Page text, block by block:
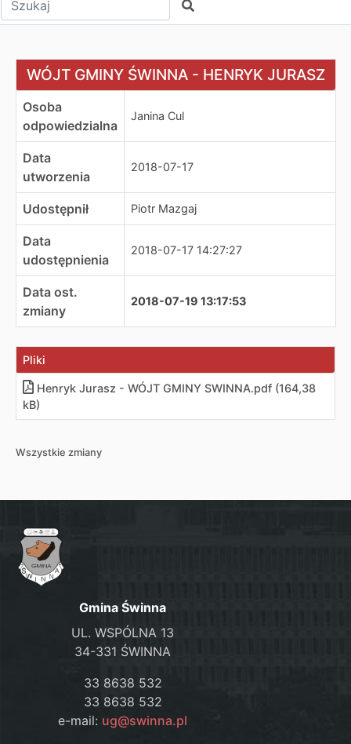
Szukaj
WÓJT GMINY ŚWINNA - HENRYK JURASZ
WÓJT GMINY ŚWINNA - HENRYK JURASZ
Osoba
odpowiedzialna
Janina Cul
Data
utworzenia
2018-07-17
Udostępnił Piotr Mazgaj
Data
udostępnienia
2018-07-17 14:27:27
Data ost.
zmiany
2018-07-19 13:17:53
Pliki
Henryk Jurasz - WÓJT GMINY SWINNA.pdf (164,38
kB)
Wszystkie zmiany
Gmina Świnna
UL. WSPÓLNA 13
34-331 ŚWINNA
33 8638 532
33 8638 532
e-mail: ug@swinna.pl